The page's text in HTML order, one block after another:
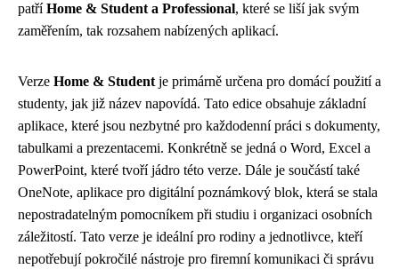
patříHome & Student a Professional, které se liší jak svým
zaměřením, tak rozsahem nabízených aplikací.
Verze Home & Student je primárně určena pro domácí použití a
studenty, jak již název napovídá. Tato edice obsahuje základní
aplikace, které jsou nezbytné pro každodenní práci s dokumenty,
tabulkami a prezentacemi. Konkrétně se jedná o Word, Excel a
PowerPoint, které tvoří jádro této verze. Dále je součástí také
OneNote, aplikace pro digitální poznámkový blok, která se stala
nepostradatelným pomocníkem při studiu i organizaci osobních
záležitostí. Tato verze je ideální pro rodiny a jednotlivce, kteří
nepotřebují pokročilé nástroje pro firemní komunikaci či správu